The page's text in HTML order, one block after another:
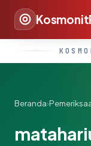
Beranda›